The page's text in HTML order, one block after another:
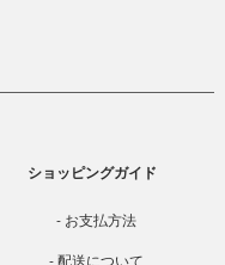
ショッピングガイド
お支払方法
配送について